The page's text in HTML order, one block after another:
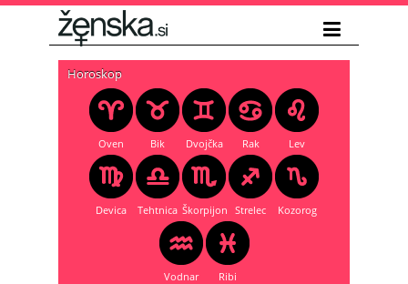
Horoskop
Oven Bik Dvojčka Rak Lev
Devica Tehtnica Škorpijon Strelec Kozorog
Vodnar Ribi